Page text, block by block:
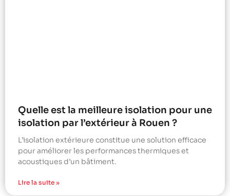
Quelle est la meilleure isolation pour une
isolation par l’extérieur à Rouen ?
L’isolation extérieure constitue une solution efficace
pour améliorer les performances thermiques et
acoustiques d’un bâtiment.
Lire la suite »